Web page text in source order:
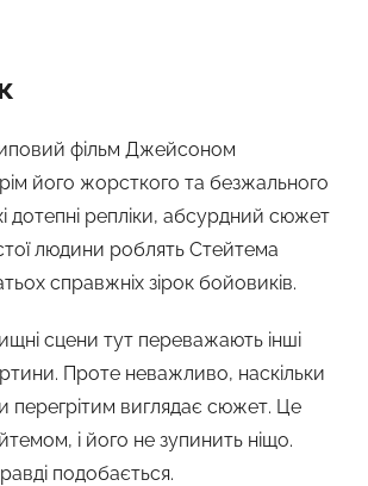
фільм Джейсоном
його жорсткого та безжального
дотепні репліки, абсурдний сюжет
людини роблять Стейтема
справжніх зірок бойовиків.
сцени тут переважають інші
Проте неважливо, наскільки
перегрітим виглядає сюжет. Це
і його не зупинить ніщо.
подобається.